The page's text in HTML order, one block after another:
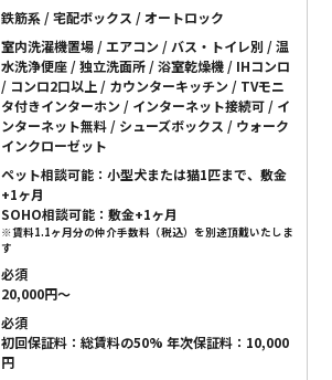
鉄筋系 / 宅配ボックス / オートロック
室内洗濯機置場 / エアコン / バス・トイレ別 / 温
水洗浄便座 / 独立洗面所 / 浴室乾燥機 / IHコンロ
/ コンロ2口以上 / カウンターキッチン / TVモニ
タ付きインターホン / インターネット接続可 / イ
ンターネット無料 / シューズボックス / ウォーク
インクローゼット
ペット相談可能：小型犬または猫1匹まで、敷金
+1ヶ月
SOHO相談可能：敷金+1ヶ月
※賃料1.1ヶ月分の仲介手数料（税込）を別途頂戴いたしま
す
必須
20,000円〜
必須
初回保証料：総賃料の50% 年次保証料：10,000
円